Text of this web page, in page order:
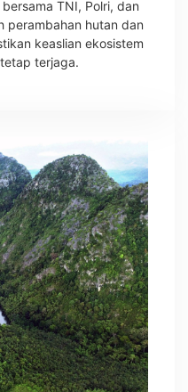
TNI, Polri, dan
perambahan hutan dan
keaslian ekosistem
terjaga.